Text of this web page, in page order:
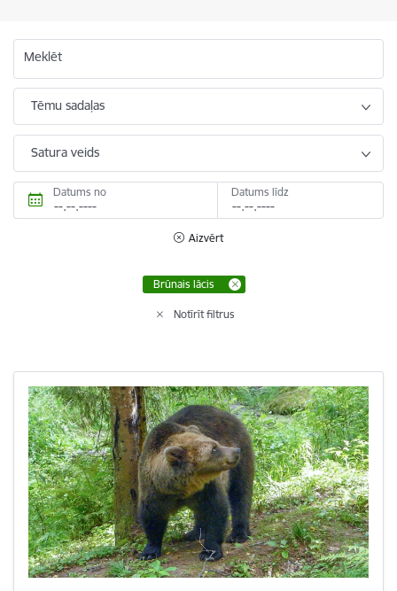
Meklēt
Tēmu sadaļas
Satura veids
Datums no Datums līdz
Aizvērt
Brūnais lācis
Notīrīt filtrus